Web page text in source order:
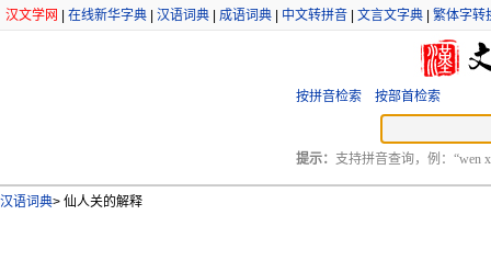
汉文学网 在线新华字典 汉语词典 成语词典 中文转拼音 文言文字典 繁体字转
按拼音检索 按部首检索
提示： 支持拼音查询，例：“wen
汉语词典> 仙人关的解释